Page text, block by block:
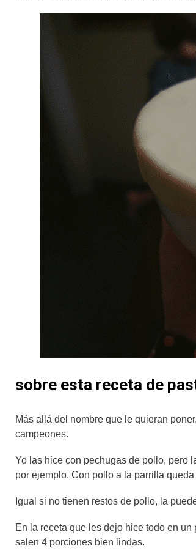
sobre esta receta de
Más allá del nombre que le quieran
campeones.
Yo las hice con pechugas de pollo, pero
por ejemplo. Con pollo a la parrilla
Igual si no tienen restos de pollo, la
En la receta que les dejo hice todo en
salen 4 porciones bien lindas.